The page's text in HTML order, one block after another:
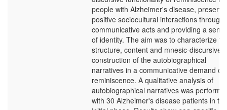
people with Alzheimer's disease,
positive sociocultural interactions through
communicative acts and providing a
of identity. The aim was to characterize
structure, content and mnesic-discursive
construction of the autobiographical
narratives in a communicative demand of
reminiscence. A qualitative analysis of
autobiographical narratives was
with 30 Alzheimer's disease patients in